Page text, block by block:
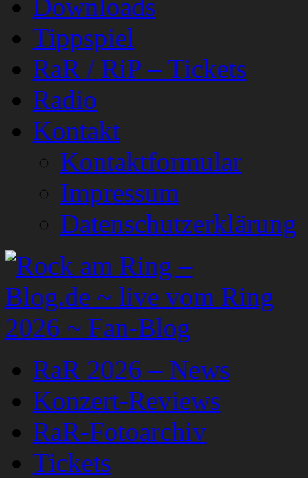
Downloads
Tippspiel
RaR / RiP – Tickets
Radio
Kontakt
Kontaktformular
Impressum
Datenschutzerklärung
RaR 2026 – News
Konzert-Reviews
RaR-Fotoarchiv
Tickets